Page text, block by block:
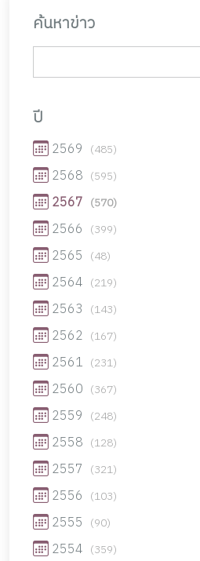
ค้นหาข่าว
ปี
2569 (485)
2568 (595)
2567 (570)
2566 (399)
2565 (48)
2564 (219)
2563 (143)
2562 (167)
2561 (231)
2560 (367)
2559 (248)
2558 (128)
2557 (321)
2556 (103)
2555 (90)
2554 (359)